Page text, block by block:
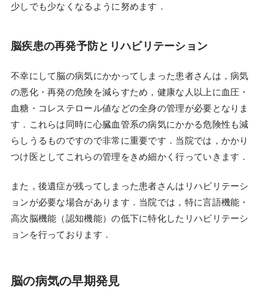
少しでも少なくなるように努めます．
脳疾患の再発予防とリハビリテーション
不幸にして脳の病気にかかってしまった患者さんは，病気
の悪化・再発の危険を減らすため，健康な人以上に血圧・
血糖・コレステロール値などの全身の管理が必要となりま
す．これらは同時に心臓血管系の病気にかかる危険性も減
らしうるものですので非常に重要です．当院では，かかり
つけ医としてこれらの管理をきめ細かく行っていきます．
また，後遺症が残ってしまった患者さんはリハビリテーシ
ョンが必要な場合があります．当院では，特に言語機能・
高次脳機能（認知機能）の低下に特化したリハビリテーシ
ョンを行っております．
脳の病気の早期発見